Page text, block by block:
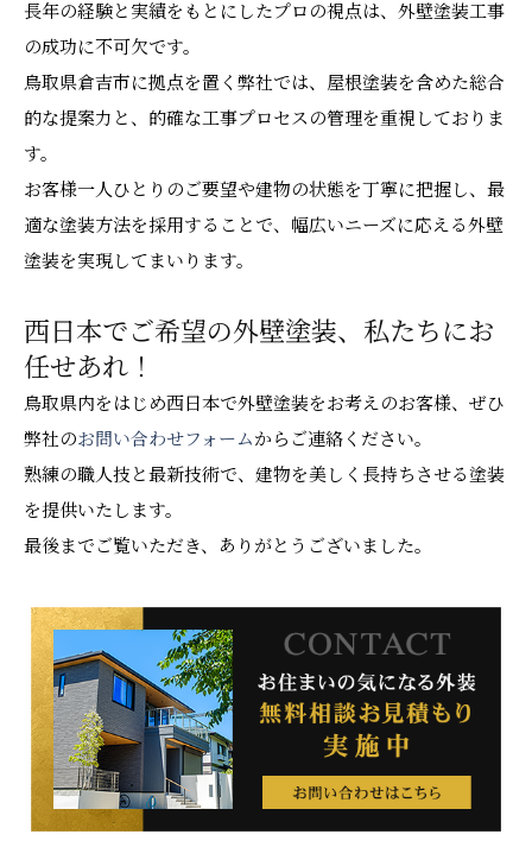
長年の経験と実績をもとにしたプロの視点は、外壁塗装工事
の成功に不可欠です。
鳥取県倉吉市に拠点を置く弊社では、屋根塗装を含めた総合
的な提案力と、的確な工事プロセスの管理を重視しておりま
す。
お客様一人ひとりのご要望や建物の状態を丁寧に把握し、最
適な塗装方法を採用することで、幅広いニーズに応える外壁
塗装を実現してまいります。
西日本でご希望の外壁塗装、私たちにお
任せあれ！
鳥取県内をはじめ西日本で外壁塗装をお考えのお客様、ぜひ
弊社のお問い合わせフォームからご連絡ください。
熟練の職人技と最新技術で、建物を美しく長持ちさせる塗装
を提供いたします。
最後までご覧いただき、ありがとうございました。